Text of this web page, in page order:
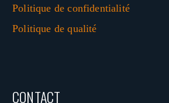
Politique de confidentialité
Politique de qualité
CONTACT